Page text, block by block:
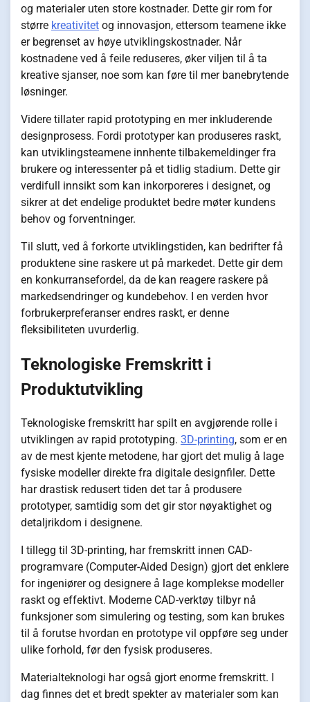
og materialer uten store kostnader. Dette gir rom for
større kreativitet og innovasjon, ettersom teamene ikke
er begrenset av høye utviklingskostnader. Når
kostnadene ved å feile reduseres, øker viljen til å ta
kreative sjanser, noe som kan føre til mer banebrytende
løsninger.
Videre tillater rapid prototyping en mer inkluderende
designprosess. Fordi prototyper kan produseres raskt,
kan utviklingsteamene innhente tilbakemeldinger fra
brukere og interessenter på et tidlig stadium. Dette gir
verdifull innsikt som kan inkorporeres i designet, og
sikrer at det endelige produktet bedre møter kundens
behov og forventninger.
Til slutt, ved å forkorte utviklingstiden, kan bedrifter få
produktene sine raskere ut på markedet. Dette gir dem
en konkurransefordel, da de kan reagere raskere på
markedsendringer og kundebehov. I en verden hvor
forbrukerpreferanser endres raskt, er denne
fleksibiliteten uvurderlig.
Teknologiske Fremskritt i
Produktutvikling
Teknologiske fremskritt har spilt en avgjørende rolle i
utviklingen av rapid prototyping. 3D-printing, som er en
av de mest kjente metodene, har gjort det mulig å lage
fysiske modeller direkte fra digitale designfiler. Dette
har drastisk redusert tiden det tar å produsere
prototyper, samtidig som det gir stor nøyaktighet og
detaljrikdom i designene.
I tillegg til 3D-printing, har fremskritt innen CAD-
programvare (Computer-Aided Design) gjort det enklere
for ingeniører og designere å lage komplekse modeller
raskt og effektivt. Moderne CAD-verktøy tilbyr nå
funksjoner som simulering og testing, som kan brukes
til å forutse hvordan en prototype vil oppføre seg under
ulike forhold, før den fysisk produseres.
Materialteknologi har også gjort enorme fremskritt. I
dag finnes det et bredt spekter av materialer som kan